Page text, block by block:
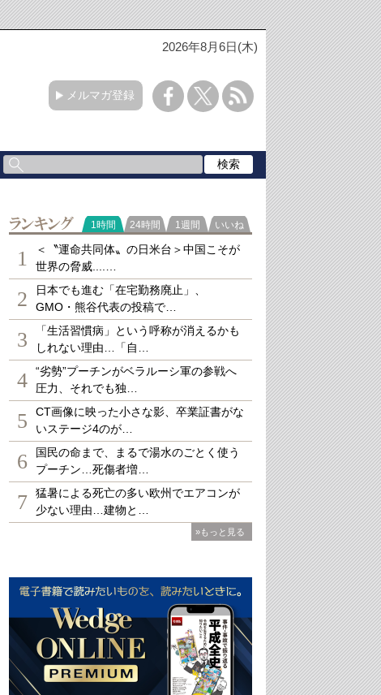
2026年8月6日(木)
メルマガ登録
ランキング
1時間 24時間 1週間 いいね
1
＜〝運命共同体〟の日米台＞中国こそが
世界の脅威....…
2
日本でも進む「在宅勤務廃止」、
GMO・熊谷代表の投稿で…
3
「生活習慣病」という呼称が消えるかも
しれない理由…「自…
4
“劣勢”プーチンがベラルーシ軍の参戦へ
圧力、それでも独…
5
CT画像に映った小さな影、卒業証書がな
いステージ4のが…
6
国民の命まで、まるで湯水のごとく使う
プーチン…死傷者増…
7
猛暑による死亡の多い欧州でエアコンが
少ない理由…建物と…
»もっと見る